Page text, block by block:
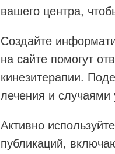
вашего центра,
Создайте
на сайте помогут
кинезитерапии.
лечения и случаями
Активно
публикаций,